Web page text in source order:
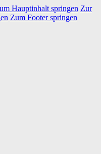
Hauptinhalt springen Zur
Zum Footer springen